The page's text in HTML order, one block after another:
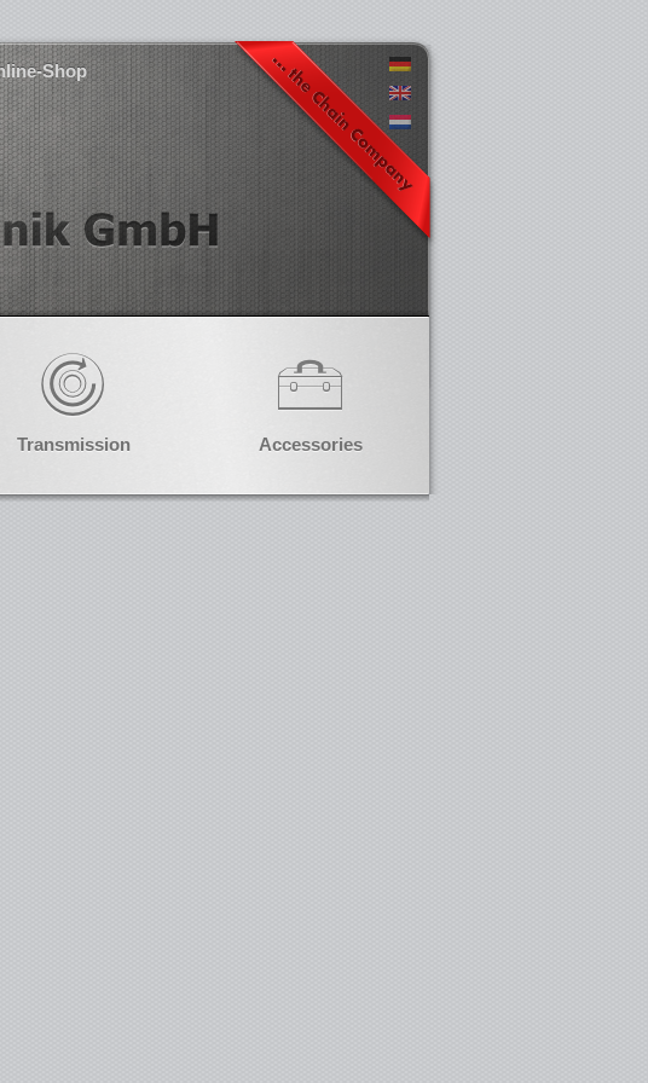
Shop
Transmission Accessories